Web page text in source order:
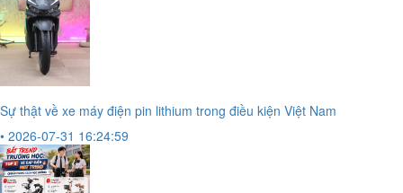
Sự thật về xe máy điện pin lithium trong điều kiện Việt Nam
• 2026-07-31 16:24:59